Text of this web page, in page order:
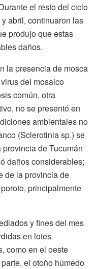
el resto del ciclo
abril, continuaron las
produjo que estas
daños.
la presencia de mosca
del mosaico
común, otra
no se presentó en
ambientales no
(Sclerotinia sp.) se
de Tucumán
daños considerables;
de la provincia de
principalmente
y fines del mes
en lotes
como en el oeste
el otoño húmedo